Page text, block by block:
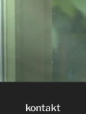
kontakt